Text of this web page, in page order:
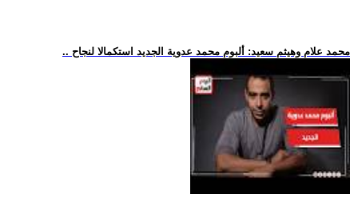
.. محمد علام وهيثم سعيد: ألبوم محمد عدوية الجديد استكمالا لنجاح